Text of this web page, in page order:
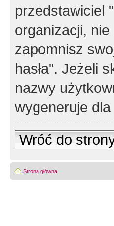
przedstawiciel
organizacji,
zapomnisz
hasła". Jeżeli
nazwy
wygeneruje dla
Wróć do
Strona główna